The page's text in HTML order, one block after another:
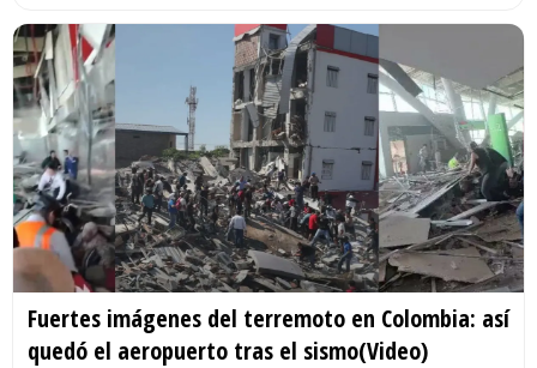
Fuertes imágenes del terremoto en Colombia: así
quedó el aeropuerto tras el sismo(Video)